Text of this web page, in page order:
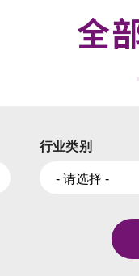
全
行业类别
- 请选择 -